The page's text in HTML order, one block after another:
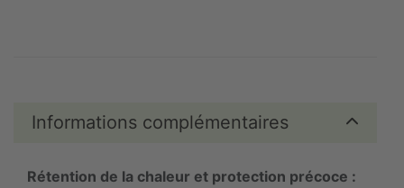
Informations complémentaires
Rétention de la chaleur et protection précoce :